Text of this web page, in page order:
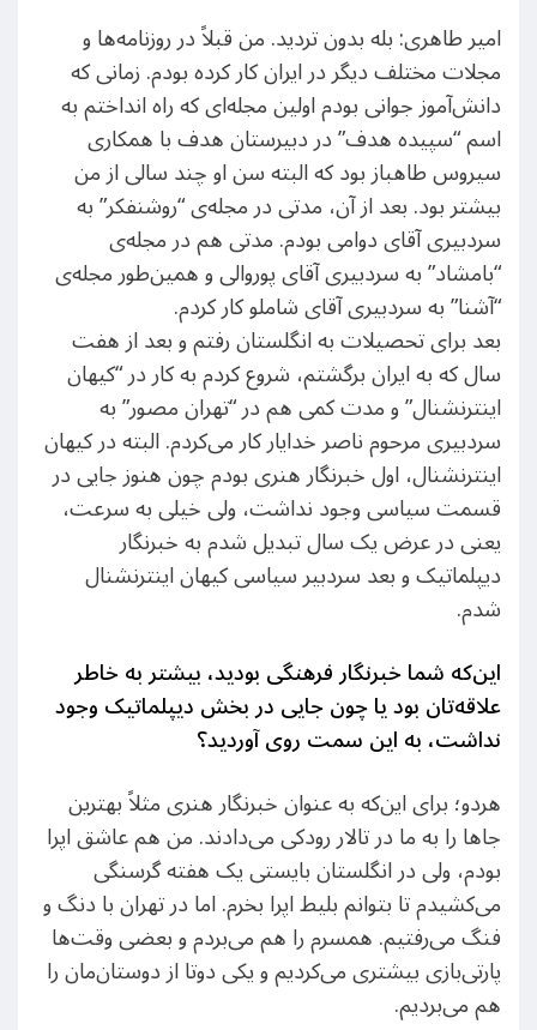
امیر طاهری: بله بدون تردید. من قبلاً در روزنامه‌‌ها و
مجلات مختلف دیگر در ایران کار کرده بودم. زمانی که
دانش‌آموز جوانی بودم اولین مجله‌ای که راه انداختم به
اسم “سپیده‌ هدف” در دبیرستان هدف با همکاری
سیروس طاهباز بود که البته سن او چند سالی از من
بیشتر بود. بعد از آن، مدتی در مجله‌‌ی “روشنفکر” به
سردبیری آقای دوامی بودم. مدتی هم در مجله‌ی
“بامشاد” به سردبیری آقای پوروالی و همین‌طور مجله‌ی
“آشنا” به سردبیری آقای شاملو کار کردم.
بعد برای تحصیلات به انگلستان رفتم و بعد از هفت
سال که به ایران برگشتم، شروع کردم به کار در “کیهان
اینترنشنال” و مدت کمی هم در “تهران مصور” به
سردبیری مرحوم ناصر خدایار کار می‌کردم. البته در کیهان
اینترنشنال، اول خبرنگار هنری بودم چون هنوز جایی در
قسمت سیاسی وجود نداشت، ولی خیلی به سرعت،
یعنی در عرض یک سال تبدیل شدم به خبرنگار
دیپلماتیک و بعد سردبیر سیاسی کیهان اینترنشنال
شدم.
این‌که شما خبرنگار فرهنگی بودید، بیشتر به خاطر
علاقه‌تان بود یا چون جایی در بخش دیپلماتیک وجود
نداشت، به این سمت روی آوردید؟
هردو؛ برای این‌که به عنوان خبرنگار هنری مثلاً بهترین
جاها را به ما در تالار رودکی می‌دادند. من هم عاشق اپرا
بودم، ولی در انگلستان بایستی یک هفته گرسنگی
می‌کشیدم تا بتوانم بلیط اپرا بخرم. اما در تهران با دنگ و
فنگ می‌رفتیم. همسرم را هم می‌بردم و بعضی وقت‌ها
پارتی‌بازی بیشتری می‌کردیم و یکی دوتا از دوستان‌مان را
هم می‌بردیم.